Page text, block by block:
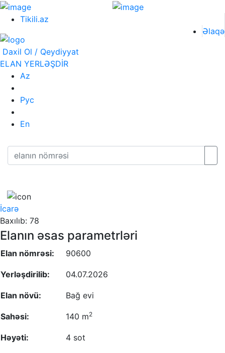
Tikili.az
Əlaqə
Daxil Ol / Qeydiyyat
ELAN YERLƏŞDİR
Az
Рус
En
İcarə
Baxılıb: 78
Elanın əsas parametrləri
Elan nömrəsi: 90600
Yerləşdirilib: 04.07.2026
Elan növü: Bağ evi
Sahəsi: 140 m2
Həyəti: 4 sot